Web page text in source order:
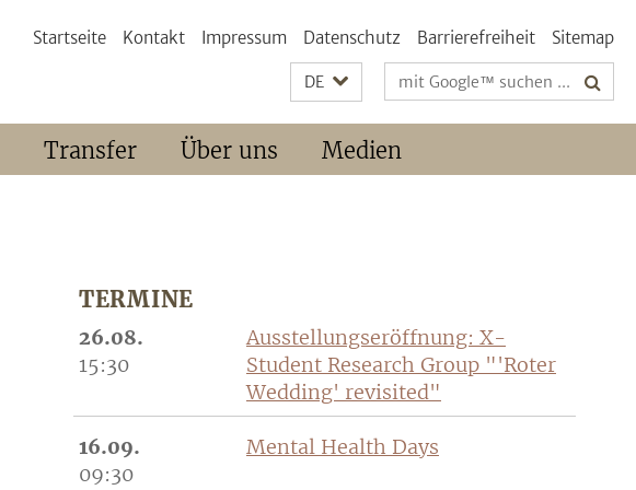
Startseite Kontakt Impressum Datenschutz Barrierefreiheit Sitemap
DE Suchbegriffe
Transfer Über uns Medien
TERMINE
26.08.
15:30
Ausstellungseröffnung: X-
Student Research Group "'Roter
Wedding' revisited"
16.09.
09:30
Mental Health Days